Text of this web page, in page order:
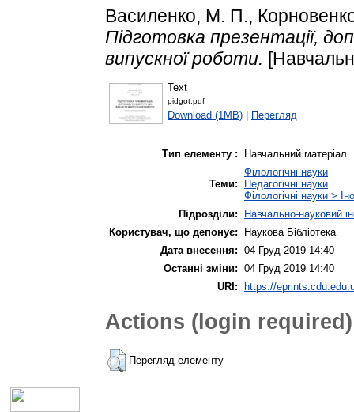
Василенко, М. П.,
Підготовка презентації,
випускної роботи.
Text
pidgot.pdf
Download (1MB) Перегляд
Тип елементу : Навчальний матеріал
Теми:
Філологічні науки
Педагогічні науки
Філологічні науки >
Підрозділи:
Навчально-науковий
Користувач, що депонує:
Наукова Бібліотека
Дата внесення: 04 Груд 2019 14:40
Останні зміни: 04 Груд 2019 14:40
URI:
https://
Actions (login required)
Перегляд елементу